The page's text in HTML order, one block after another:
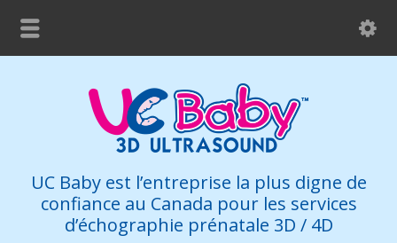
UC Baby est l’entreprise la plus digne de
confiance au Canada pour les services
d’échographie prénatale 3D / 4D